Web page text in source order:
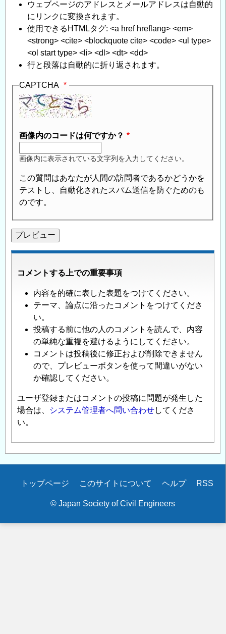
ウェブページのアドレスとメールアドレスは自動的
にリンクに変換されます。
使用できるHTMLタグ: <a href hreflang> <em>
<strong> <cite> <blockquote cite> <code> <ul type>
<ol start type> <li> <dl> <dt> <dd>
行と段落は自動的に折り返されます。
CAPTCHA
画像内のコードは何ですか？
画像内に表示されている文字列を入力してください。
この質問はあなたが人間の訪問者であるかどうかを
テストし、自動化されたスパム送信を防ぐためのも
のです。
コメントする上での重要事項
内容を的確に表した表題をつけてください。
テーマ、論点に沿ったコメントをつけてくださ
い。
投稿する前に他の人のコメントを読んで、内容
の単純な重複を避けるようにしてください。
コメントは投稿後に修正および削除できません
ので、プレビューボタンを使って間違いがない
か確認してください。
ユーザ登録またはコメントの投稿に問題が発生した
場合は、
システム管理者へ問い合わせしてくださ
い。
Secondary
トップページ このサイトについて ヘルプ RSS
© Japan Society of Civil Engineers